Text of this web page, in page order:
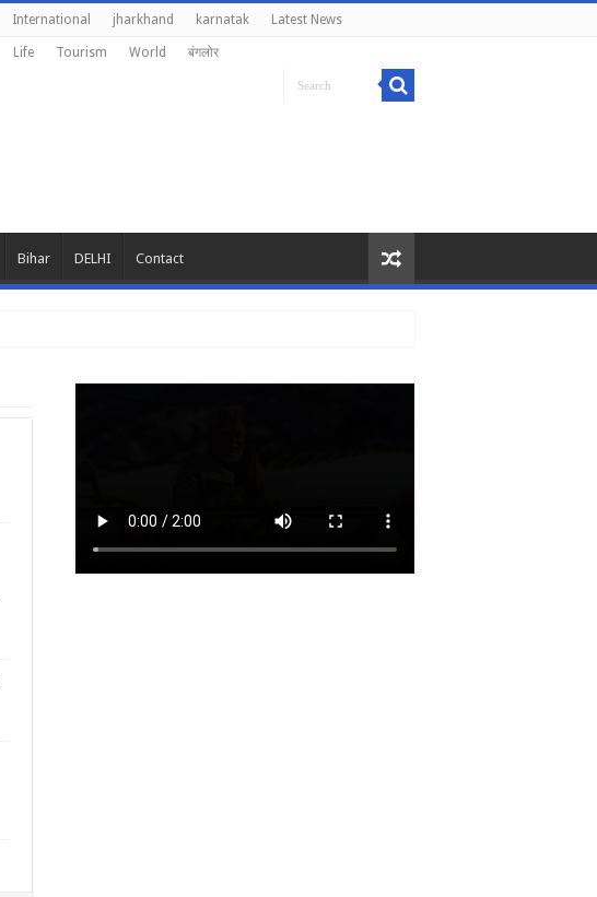
International jharkhand karnatak Latest News
Life Tourism World बंगलोर
Bihar DELHI Contact